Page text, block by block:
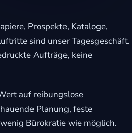
Prospekte, Kataloge,
sind unser Tagesgeschäft.
Aufträge, keine
auf reibungslose
Planung, feste
Bürokratie wie möglich.